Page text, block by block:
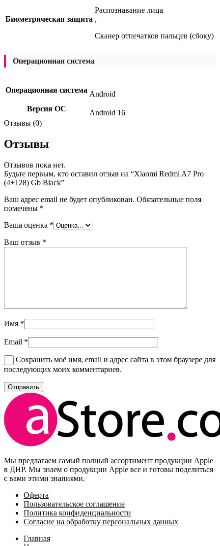
Биометрическая защита
Распознавание лица
,
Сканер отпечатков пальцев (сбоку)
Операционная система
Операционная система Android
Версия ОС
Android 16
Отзывы (0)
Отзывы
Отзывов пока нет.
Будьте первым, кто оставил отзыв на “Xiaomi Redmi A7 Pro
(4+128) Gb Black”
Ваш адрес email не будет опубликован. Обязательные поля
помечены *
Ваша оценка *
Ваш отзыв *
Имя *
Email *
Сохранить моё имя, email и адрес сайта в этом браузере для
последующих моих комментариев.
Мы предлагаем самый полный ассортимент продукции Apple
в ДНР. Мы знаем о продукции Apple все и готовы поделиться
с вами этими знаниями.
Оферта
Пользовательское соглашение
Политика конфиденциальности
Согласие на обработку персональных данных
Главная